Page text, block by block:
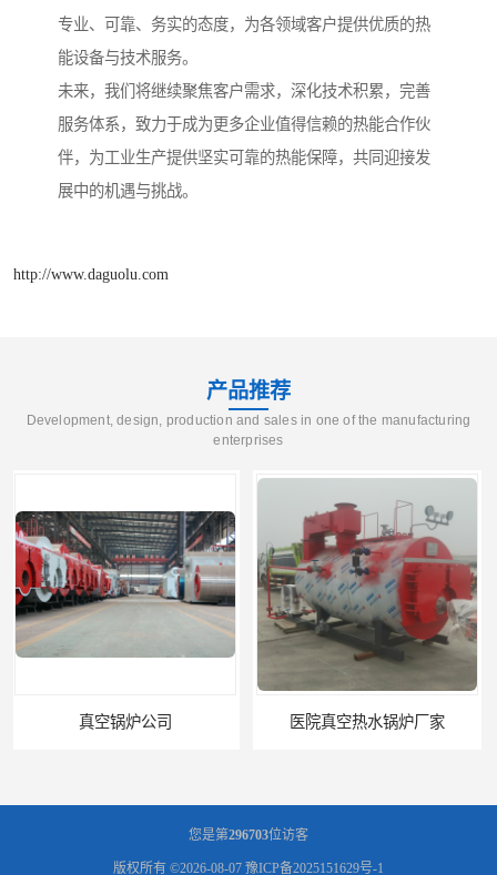
专业、可靠、务实的态度，为各领域客户提供优质的热
能设备与技术服务。
未来，我们将继续聚焦客户需求，深化技术积累，完善
服务体系，致力于成为更多企业值得信赖的热能合作伙
伴，为工业生产提供坚实可靠的热能保障，共同迎接发
展中的机遇与挑战。
http://www.daguolu.com
产品推荐
Development, design, production and sales in one of the manufacturing
enterprises
医院真空热水锅炉厂家
您是第296703位访客
版权所有 ©2026-08-07 豫ICP备2025151629号-1